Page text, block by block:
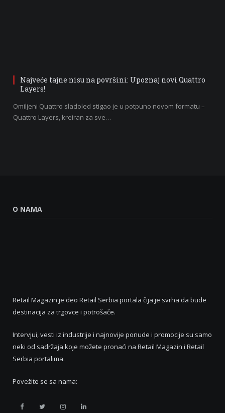
Najveće tajne nisu na površini: Upoznaj novi Quattro
Layers!
Omiljeni Quattro sladoled stigao je u potpuno novom formatu –
Quattro Layers, kreiran za sve…
O NAMA
Retail Magazin je deo Retail Serbia portala čija je svrha da bude
destinacija za trgovce i potrošače.
Intervjui, vesti iz industrije i najnovije ponude i promocije su samo
neki od sadržaja koje možete pronaći na Retail Magazin i Retail
Serbia portalima.
Povežite se sa nama:
Retail Retail Retail Retail